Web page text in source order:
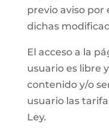
previo aviso por
dichas
El acceso a la
usuario es libre
contenido y/o
usuario las
Ley.